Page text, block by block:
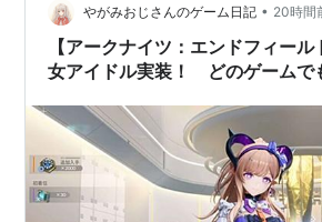
ていた。 二人とも、今の世界は糞だと
ヒーローになって、このくそ…
やがみおじさんのゲーム日記 • 20時間
【アークナイツ：エンドフィー
女アイドル実装！ どのゲームで
星」結果】